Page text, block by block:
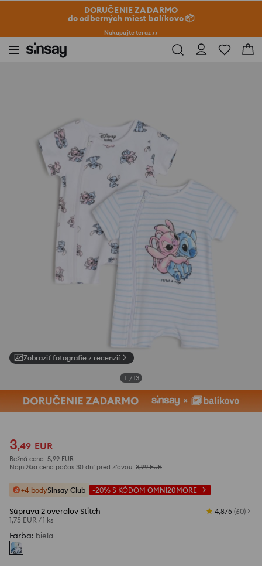
DORUČENIE ZADARMO
do odberných miest balíkovo 📦
Nakupujte teraz >>
Zobraziť fotografie z recenzií
1 /13
3,49 EUR
Bežná cena 5,99 EUR
Najnižšia cena počas 30 dní pred zľavou 3,99 EUR
+4 bodySinsay Club -20% S KÓDOM OMNI20MORE
Súprava 2 overalov Stitch
1,75 EUR /1 ks
4,8/5 (60)
Farba: biela